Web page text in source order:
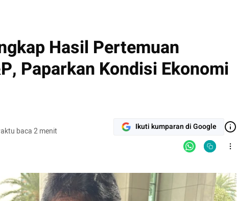
Hasil Pertemuan
Paparkan Kondisi Ekonomi
baca 2 menit Ikuti kumparan di Google